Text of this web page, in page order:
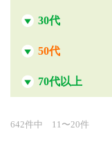
30代
50代
70代以上
642件中 11〜20件